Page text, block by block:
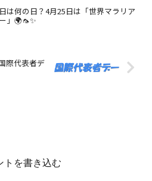
は何の日？4月25日は「世界マラリア
」🌍🦟✨
際代表者デ
トを書き込む